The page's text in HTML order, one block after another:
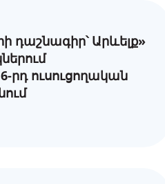
Արևելք»
րդ ուսուցողական